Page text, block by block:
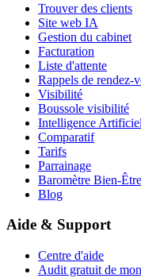
Trouver des clients
Site web IA
Gestion du cabinet
Facturation
Liste d'attente
Rappels de rendez-
Visibilité
Boussole visibilité
Intelligence
Comparatif
Tarifs
Parrainage
Baromètre Bien-Être
Blog
Aide & Support
Centre d'aide
Audit gratuit de